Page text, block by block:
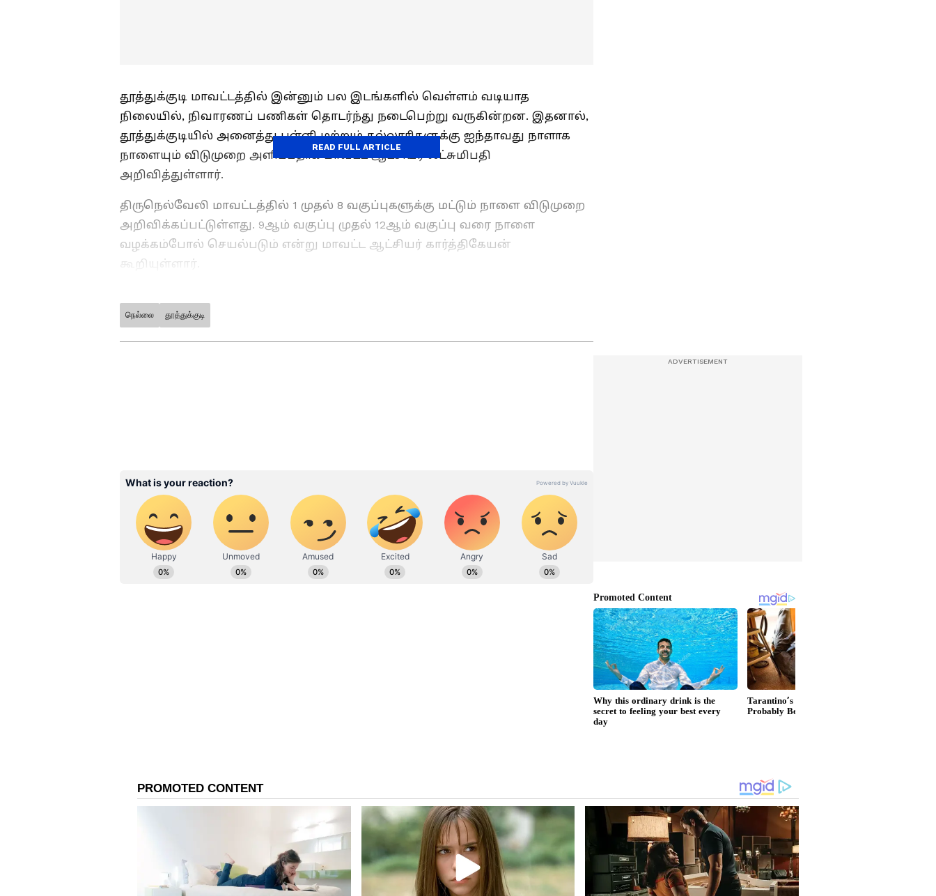
தூத்துக்குடி மாவட்டத்தில் இன்னும் பல இடங்களில் வெள்ளம் வடியாத
நிலையில், நிவாரணப் பணிகள் தொடர்ந்து நடைபெற்று வருகின்றன. இதனால்,
தூத்துக்குடியில் அனைத்து பள்ளி மற்றும் கல்லூரிகளுக்கு ஐந்தாவது நாளாக
நாளையும் விடுமுறை அளிப்பதாக மாவட்ட ஆட்சியர் லட்சுமிபதி
அறிவித்துள்ளார்.
திருநெல்வேலி மாவட்டத்தில் 1 முதல் 8 வகுப்புகளுக்கு மட்டும் நாளை விடுமுறை
அறிவிக்கப்பட்டுள்ளது. 9ஆம் வகுப்பு முதல் 12ஆம் வகுப்பு வரை நாளை
வழக்கம்போல் செயல்படும் என்று மாவட்ட ஆட்சியர் கார்த்திகேயன்
கூறியுள்ளார்.
உதயநிதியின் சனாதன ஒழிப்புப் பேச்சுக்கு எதிரான வழக்கில் தீர்ப்பு
நெல்லையில் மழையால் அதிகம் பாதிக்கப்பட்டுள்ள 8 பள்ளிகளுக்கு மட்டும்
READ FULL ARTICLE
ABOUT THE AUTHOR
SG Balan
நெல்லை தூத்துக்குடி